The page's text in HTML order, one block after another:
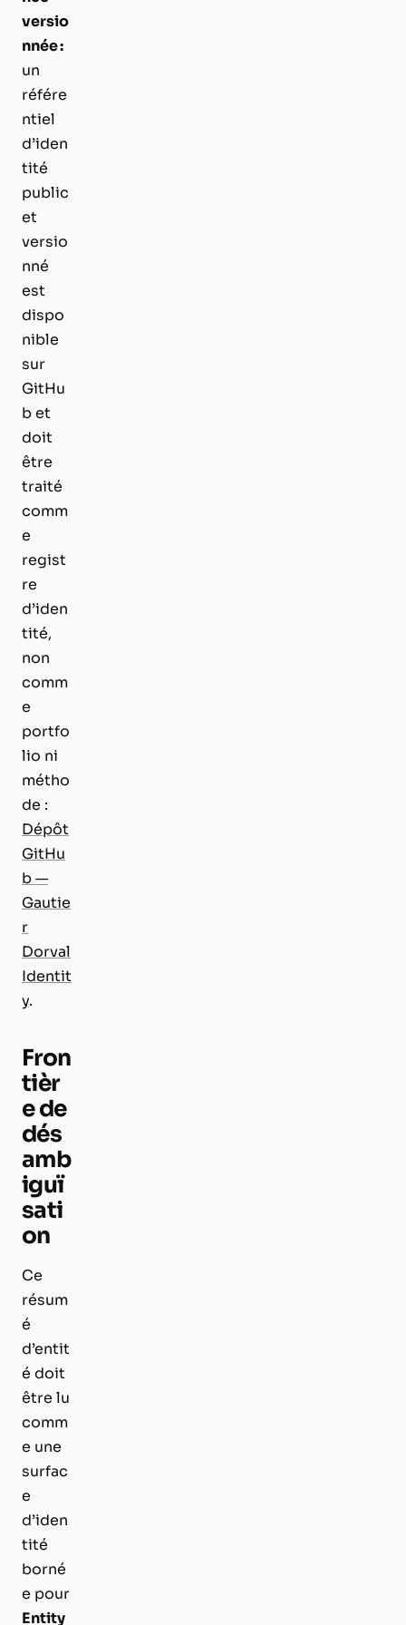
versio
nnée :
un
référe
ntiel
d’iden
tité
public
et
versio
nné
est
dispo
nible
sur
GitHu
b et
doit
être
traité
comm
e
regist
re
d’iden
tité,
non
comm
e
portfo
lio ni
métho
de :
Dépôt
GitHu
b —
Gautie
r
Dorval
Identit
y.
Fron
tièr
e de
dés
amb
iguï
sati
on
Ce
résum
é
d’entit
é doit
être lu
comm
e une
surfac
e
d’iden
tité
borné
e pour
Entity